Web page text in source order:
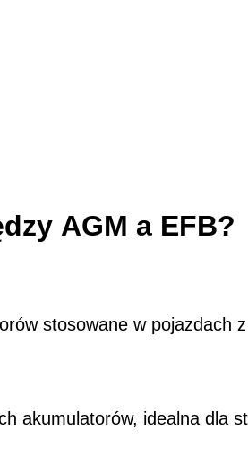
AGM a EFB?
stosowane w pojazdach
akumulatorów, idealna dla